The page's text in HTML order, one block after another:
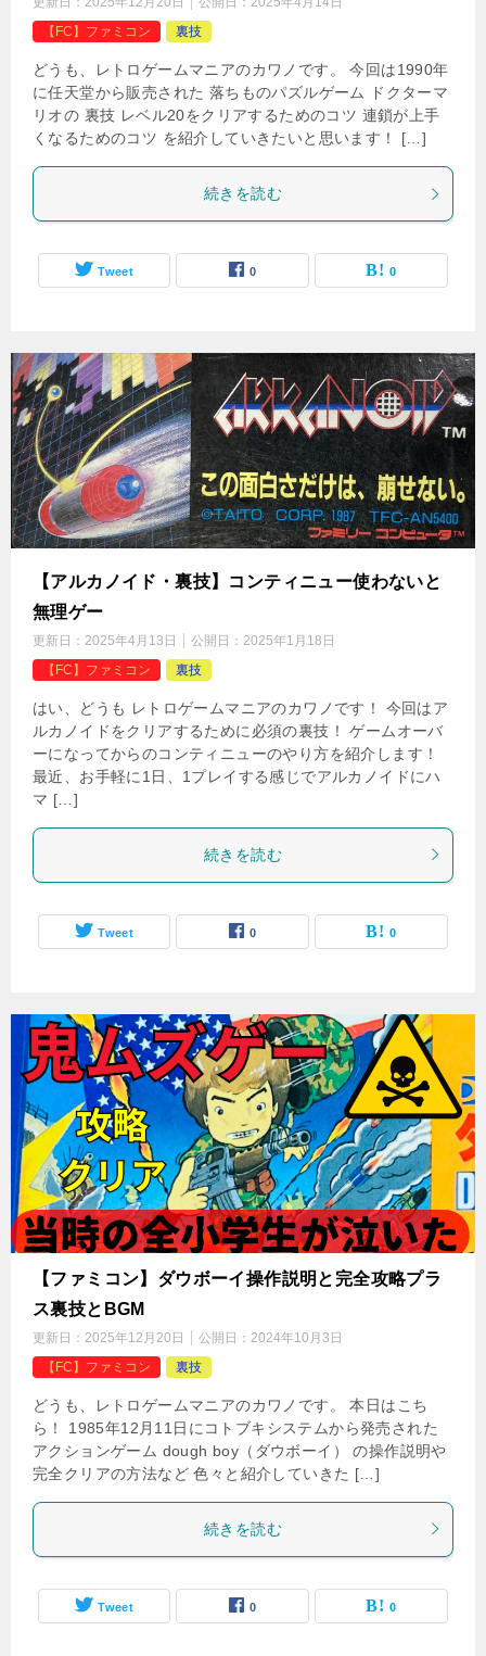
【FC】ファミコン
裏技
どうも、レトロゲームマニアのカワノです。 今回は1990年
に任天堂から販売された 落ちものパズルゲーム ドクターマ
リオの 裏技 レベル20をクリアするためのコツ 連鎖が上手
くなるためのコツ を紹介していきたいと思います！ […]
続きを読む
Tweet 0 0
【アルカノイド・裏技】コンティニュー使わないと
無理ゲー
更新日： 2025年4月13日 公開日： 2025年1月18日
【FC】ファミコン
裏技
はい、どうも レトロゲームマニアのカワノです！ 今回はア
ルカノイドをクリアするために必須の裏技！ ゲームオーバ
ーになってからのコンティニューのやり方を紹介します！
最近、お手軽に1日、1プレイする感じでアルカノイドにハ
マ […]
続きを読む
Tweet 0 0
【ファミコン】ダウボーイ操作説明と完全攻略プラ
ス裏技とBGM
更新日： 2025年12月20日 公開日： 2024年10月3日
【FC】ファミコン
裏技
どうも、レトロゲームマニアのカワノです。 本日はこち
ら！ 1985年12月11日にコトブキシステムから発売された
アクションゲーム dough boy（ダウボーイ） の操作説明や
完全クリアの方法など 色々と紹介していきた […]
続きを読む
Tweet 0 0